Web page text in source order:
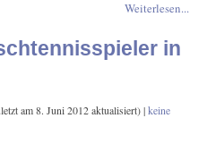
Weiterlesen...
in
am8. Juni 2012aktualisiert) |keine